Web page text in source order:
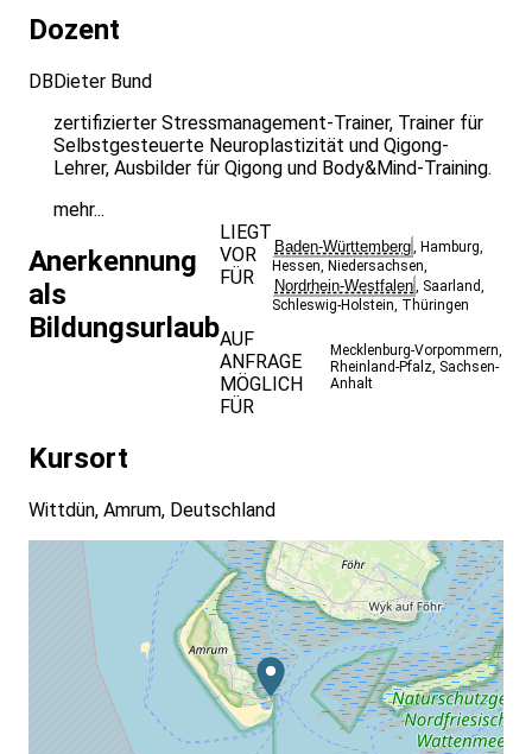
Dozent
DB Dieter Bund
zertifizierter Stressmanagement-Trainer, Trainer für
Selbstgesteuerte Neuroplastizität und Qigong-
Lehrer, Ausbilder für Qigong und Body&Mind-Training.
mehr...
Anerkennung
als
Bildungsurlaub
LIEGT
VOR
FÜR
Baden-Württemberg, Hamburg,
Hessen, Niedersachsen,
Nordrhein-Westfalen, Saarland,
Schleswig-Holstein, Thüringen
AUF
ANFRAGE
MÖGLICH
FÜR
Mecklenburg-Vorpommern,
Rheinland-Pfalz, Sachsen-
Anhalt
Kursort
Wittdün, Amrum, Deutschland